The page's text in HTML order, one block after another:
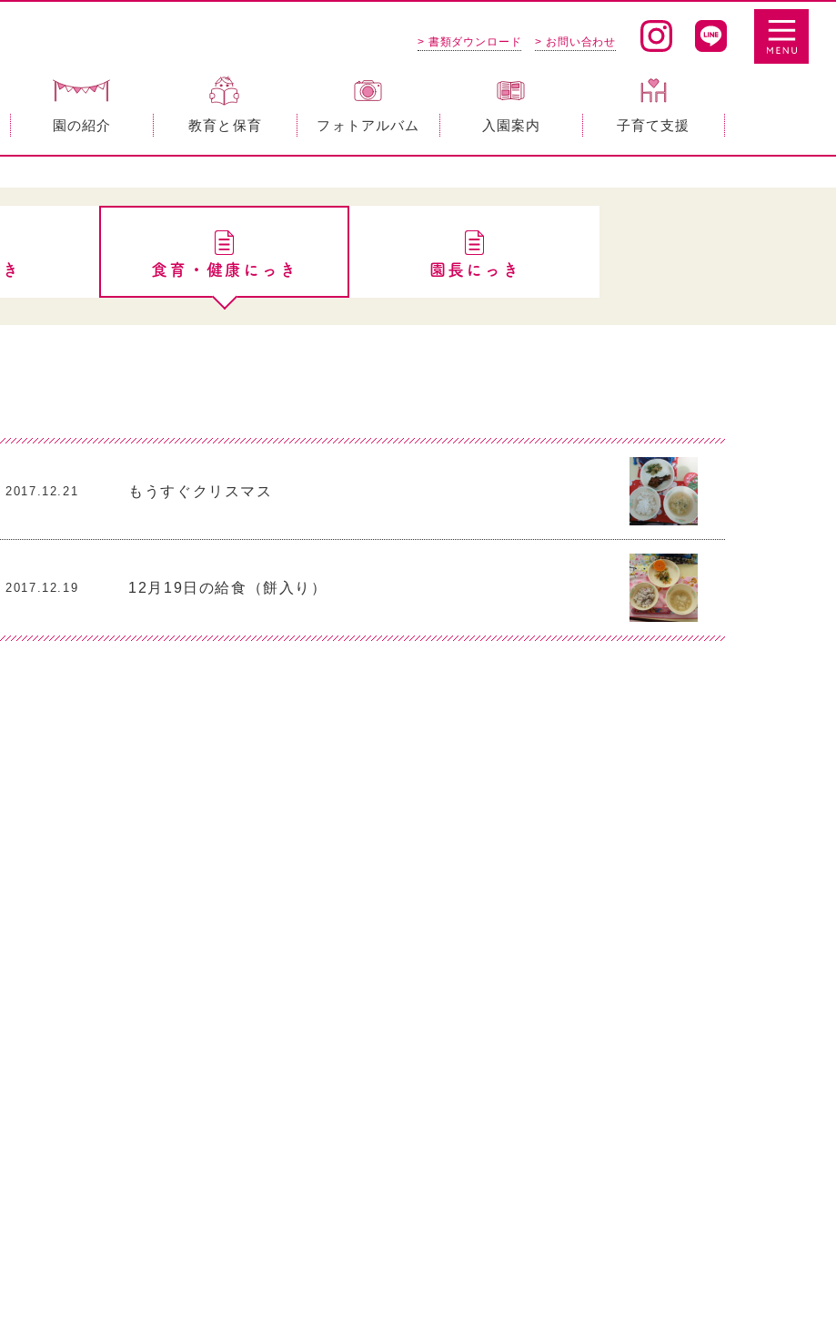
> 書類ダウンロード > お問い合わせ
園の紹介 教育と保育 フォトアルバム 入園案内 子育て支援
食育・健康にっき 園長にっき
2017.12.21 もうすぐクリスマス
2017.12.19 12月19日の給食（餅入り）